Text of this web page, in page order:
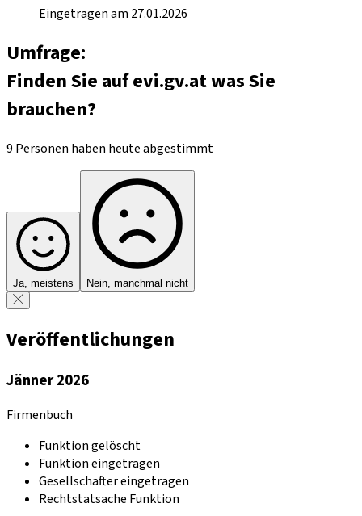
Eingetragen am 27.01.2026
Umfrage:
Finden Sie auf evi.gv.at was Sie
brauchen?
9 Personen haben heute abgestimmt
Ja, meistens Nein, manchmal nicht
Veröffentlichungen
Jänner 2026
Firmenbuch
Funktion gelöscht
Funktion eingetragen
Gesellschafter eingetragen
Rechtstatsache Funktion